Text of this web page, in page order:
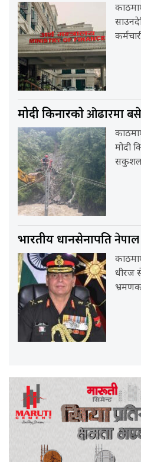
मोदी किनारकाेओढारमा
मोदी
भारतीय प्रधानसेनापति
धीरज